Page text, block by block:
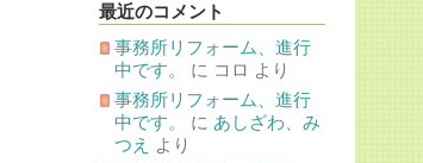
稿
最近のコメント
事務所リフォーム、進行
中です。
に コロ より
事務所リフォーム、進行
中です。
に あしざわ、み
つえ
より